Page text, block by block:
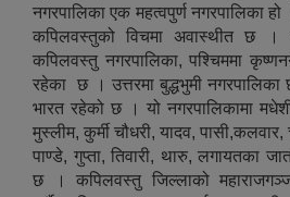
नगरपालिका एक महत्वपुर्ण नगरपालिका
कपिलवस्तुको विचमा अवास्थीत छ ।
कपिलवस्तु नगरपालिका, पश्चिममा
रहेका छ । उत्तरमा बुद्धभुमी नगरपालिका
भारत रहेको छ । यो नगरपालिकामा
मुस्लीम, कुर्मी चौधरी, यादव,
पाण्डे, गुप्ता, तिवारी, थारु, लगायतका
छ । कपिलवस्तु जिल्लाको